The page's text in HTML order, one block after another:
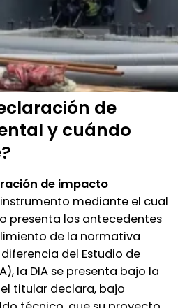
de
y cuándo
de impacto
instrumento mediante el cual
presenta los antecedentes
de la normativa
del Estudio de
la DIA se presenta bajo la
el titular declara, bajo